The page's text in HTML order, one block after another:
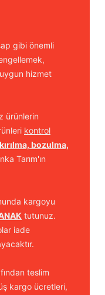
gibi önemli
engellemek,
hizmet
ürünlerin
kontrol
kırılma, bozulma,
Tarım'ın
kargoyu
tutunuz.
iade
teslim
kargo ücretleri,